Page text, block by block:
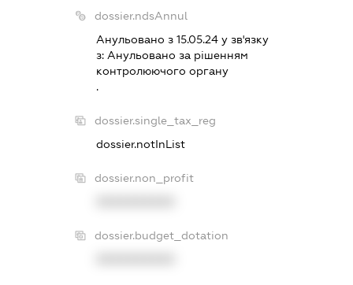
dossier.ndsAnnul
Анульовано з 15.05.24 у зв'язку
з: Анульовано за рiшенням
контролюючого органу
.
dossier.single_tax_reg
dossier.notInList
dossier.non_profit
dossier.budget_dotation